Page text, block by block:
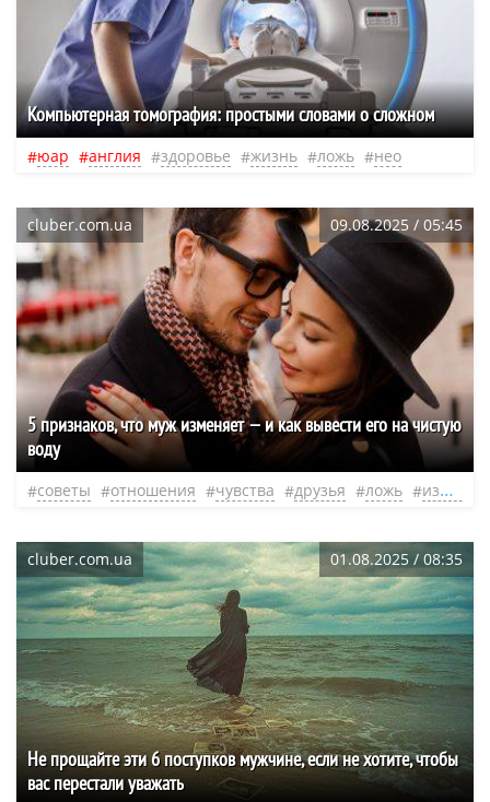
Компьютерная томография: простыми словами о сложном
юар англия здоровье жизнь ложь нео
cluber.com.ua 09.08.2025 / 05:45
5 признаков, что муж изменяет — и как вывести его на чистую
воду
советы отношения чувства друзья ложь измена
cluber.com.ua 01.08.2025 / 08:35
Не прощайте эти 6 поступков мужчине, если не хотите, чтобы
вас перестали уважать